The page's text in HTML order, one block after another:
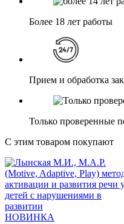
Более 18 лет работы
Прием и обработка
Только проверенные
С этим товаром покупают
НОВИНКА